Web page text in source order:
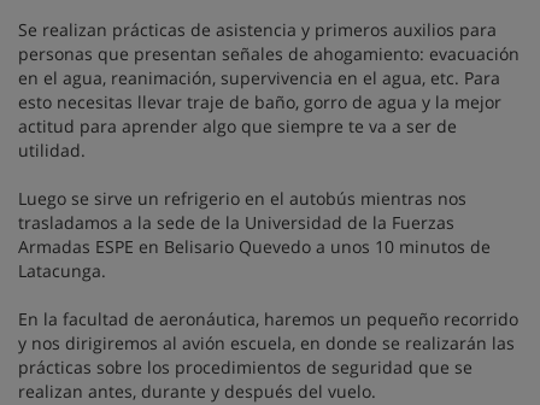
Se realizan prácticas de asistencia y primeros auxilios para
personas que presentan señales de ahogamiento: evacuación
en el agua, reanimación, supervivencia en el agua, etc. Para
esto necesitas llevar traje de baño, gorro de agua y la mejor
actitud para aprender algo que siempre te va a ser de
utilidad.
Luego se sirve un refrigerio en el autobús mientras nos
trasladamos a la sede de la Universidad de la Fuerzas
Armadas ESPE en Belisario Quevedo a unos 10 minutos de
Latacunga.
En la facultad de aeronáutica, haremos un pequeño recorrido
y nos dirigiremos al avión escuela, en donde se realizarán las
prácticas sobre los procedimientos de seguridad que se
realizan antes, durante y después del vuelo.